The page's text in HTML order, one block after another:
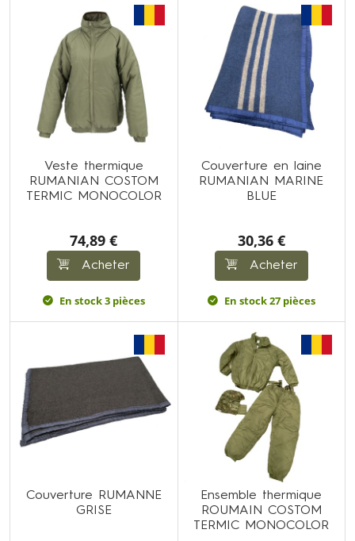
Veste thermique
RUMANIAN COSTOM
TERMIC MONOCOLOR
74,89 €
Acheter
En stock 3 pièces
Couverture en laine
RUMANIAN MARINE
BLUE
30,36 €
Acheter
En stock 27 pièces
Couverture RUMANNE
GRISE
Ensemble thermique
ROUMAIN COSTOM
TERMIC MONOCOLOR